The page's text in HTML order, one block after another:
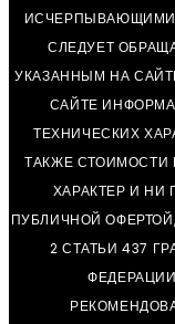
СЛЕДУЕТ
УКАЗАННЫМ НА
САЙТЕ
ТЕХНИЧЕСКИХ
ТАКЖЕ
ХАРАКТЕР И НИ
ПУБЛИЧНОЙ
2 СТАТЬИ 437